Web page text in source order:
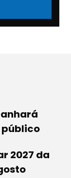
2027 da